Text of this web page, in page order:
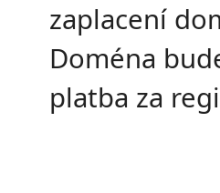
zaplacení
Doména
platba za